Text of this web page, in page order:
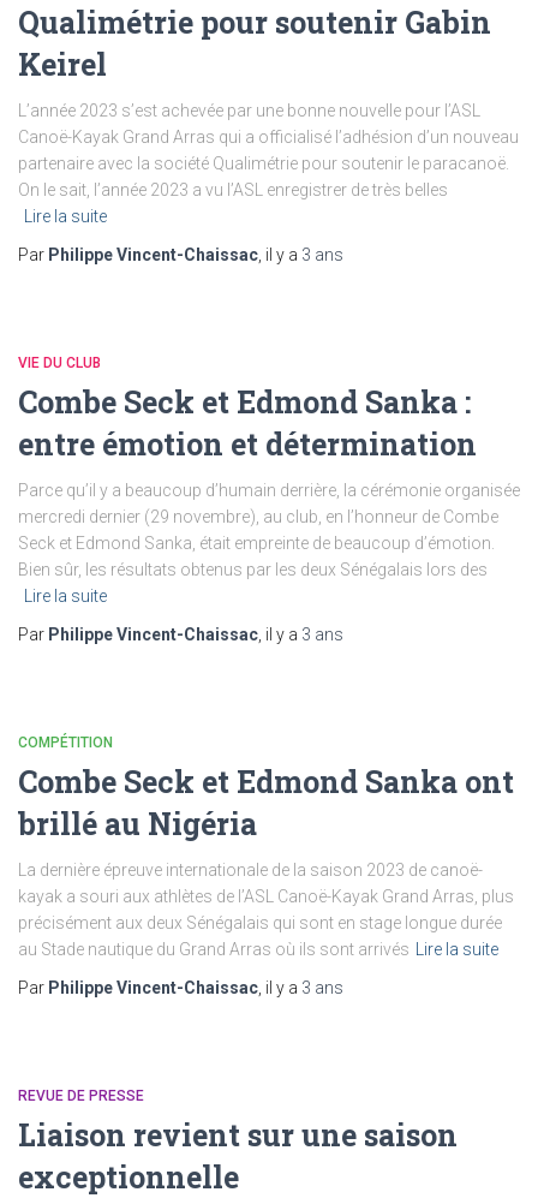
Qualimétrie pour soutenir Gabin
Keirel
L’année 2023 s’est achevée par une bonne nouvelle pour l’ASL
Canoë-Kayak Grand Arras qui a officialisé l’adhésion d’un nouveau
partenaire avec la société Qualimétrie pour soutenir le paracanoë.
On le sait, l’année 2023 a vu l’ASL enregistrer de très belles
Lire la suite
Par Philippe Vincent-Chaissac , il y a 3 ans
VIE DU CLUB
Combe Seck et Edmond Sanka :
entre émotion et détermination
Parce qu’il y a beaucoup d’humain derrière, la cérémonie organisée
mercredi dernier (29 novembre), au club, en l’honneur de Combe
Seck et Edmond Sanka, était empreinte de beaucoup d’émotion.
Bien sûr, les résultats obtenus par les deux Sénégalais lors des
Lire la suite
Par Philippe Vincent-Chaissac , il y a 3 ans
COMPÉTITION
Combe Seck et Edmond Sanka ont
brillé au Nigéria
La dernière épreuve internationale de la saison 2023 de canoë-
kayak a souri aux athlètes de l’ASL Canoë-Kayak Grand Arras, plus
précisément aux deux Sénégalais qui sont en stage longue durée
au Stade nautique du Grand Arras où ils sont arrivés
Lire la suite
Par Philippe Vincent-Chaissac , il y a 3 ans
REVUE DE PRESSE
Liaison revient sur une saison
exceptionnelle